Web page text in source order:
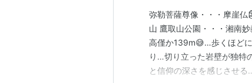
弥勒菩薩尊像・・・摩崖仏
山 鷹取山公園・・・湘南
高僅か139m😅…歩くほど
り…切り立った岩壁が独特
と信仰の深さを感じさせ